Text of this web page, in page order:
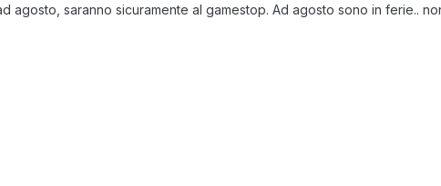
agosto, saranno sicuramente al gamestop. Ad agosto sono in ferie..